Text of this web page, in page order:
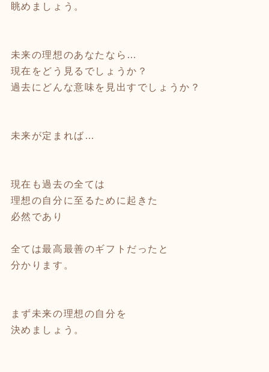
眺めましょう。
未来の理想のあなたなら…
現在をどう見るでしょうか？
過去にどんな意味を見出すでしょうか？
未来が定まれば…
現在も過去の全ては
理想の自分に至るために起きた
必然であり
全ては最高最善のギフトだったと
分かります。
まず未来の理想の自分を
決めましょう。